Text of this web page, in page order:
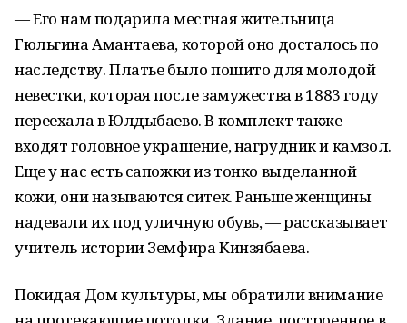
— Его нам подарила местная жительница
Гюльгина Амантаева, которой оно досталось по
наследству. Платье было пошито для молодой
невестки, которая после замужества в 1883 году
переехала в Юлдыбаево. В комплект также
входят головное украшение, нагрудник и камзол.
Еще у нас есть сапожки из тонко выделанной
кожи, они называются ситек. Раньше женщины
надевали их под уличную обувь, — рассказывает
учитель истории Земфира Кинзябаева.
Покидая Дом культуры, мы обратили внимание